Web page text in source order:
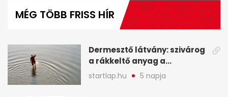
minute,
MÉG TÖBB FRISS HÍR
Dermesztő látvány: szivárog
a rákkeltő anyag a
kiszáradó Dunába
Budapesten - A hét
startlap.hu 5 napja